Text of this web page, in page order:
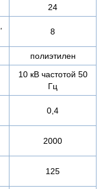
24
8
полиэтилен
10 кВ частотой 50
Гц
0,4
2000
125